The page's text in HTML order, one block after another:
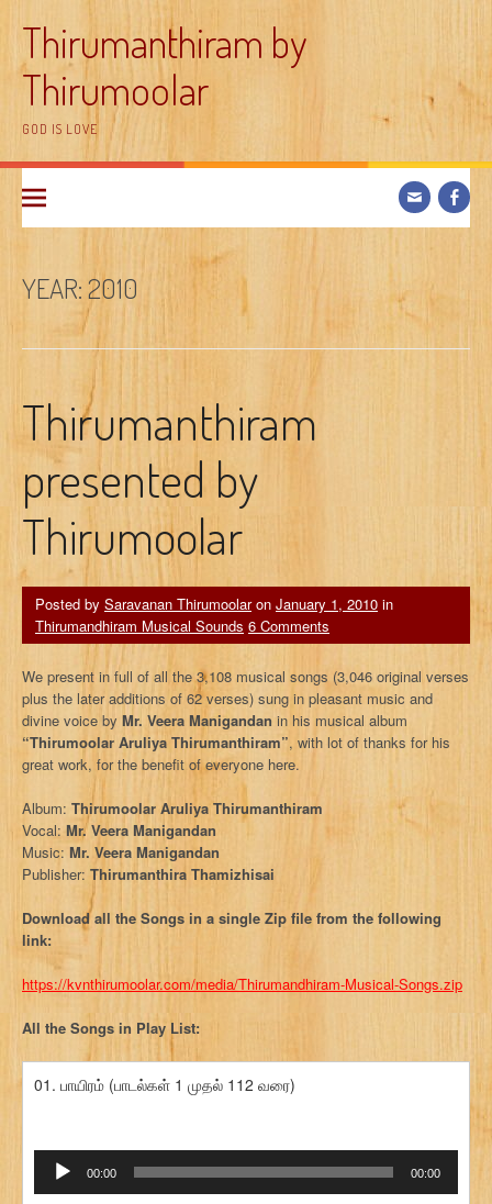
contentThirumanthiram by
Thirumoolar
GOD IS LOVE
YEAR:2010
Thirumanthiram
presented by
Thirumoolar
Posted by Saravanan Thirumoolaron January 1, 2010 in
Thirumandhiram Musical Sounds 6 Comments
We present in full of all the 3,108 musical songs (3,046 original verses
plus the later additions of 62 verses) sung in pleasant music and
divine voice by Mr. Veera Manigandan in his musical album
“Thirumoolar Aruliya Thirumanthiram”, with lot of thanks for his
great work, for the benefit of everyone here.
Album: Thirumoolar Aruliya Thirumanthiram
Vocal: Mr. Veera Manigandan
Music: Mr. Veera Manigandan
Publisher: Thirumanthira Thamizhisai
Download all the Songs in a single Zip file from the following
link:
https://kvnthirumoolar.com/media/Thirumandhiram-Musical-Songs.zip
All the Songs in Play List:
01. பாயிரம் (பாடல்கள் 1 முதல் 112 வரை)
Audio
Player
00:00 00:00